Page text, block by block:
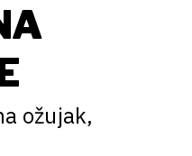
ožujak,